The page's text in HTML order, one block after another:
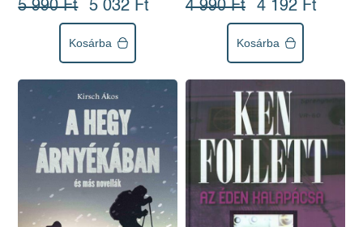
5 990 Ft 5 032 Ft
Kosárba
4 990 Ft 4 192 Ft
Kosárba